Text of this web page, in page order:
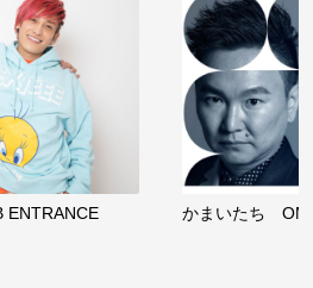
ENTRANCE かまいたち